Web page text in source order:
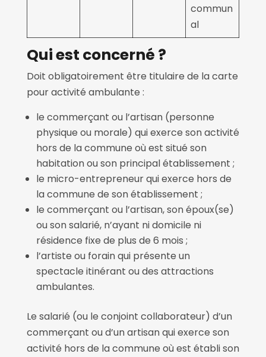
commun
al
Qui est concerné ?
Doit obligatoirement être titulaire de la carte
pour activité ambulante :
le commerçant ou l’artisan (personne
physique ou morale) qui exerce son activité
hors de la commune où est situé son
habitation ou son principal établissement ;
le micro-entrepreneur qui exerce hors de
la commune de son établissement ;
le commerçant ou l’artisan, son époux(se)
ou son salarié, n’ayant ni domicile ni
résidence fixe de plus de 6 mois ;
l’artiste ou forain qui présente un
spectacle itinérant ou des attractions
ambulantes.
Le salarié (ou le conjoint collaborateur) d’un
commerçant ou d’un artisan qui exerce son
activité hors de la commune où est établi son